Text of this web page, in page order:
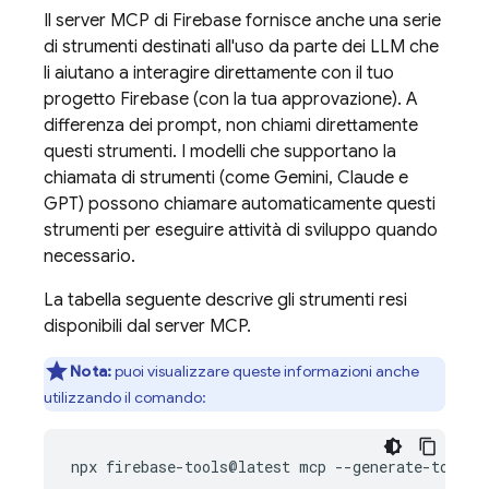
Il server MCP di Firebase fornisce anche una serie
di strumenti destinati all'uso da parte dei LLM che
li aiutano a interagire direttamente con il tuo
progetto Firebase (con la tua approvazione). A
differenza dei prompt, non chiami direttamente
questi strumenti. I modelli che supportano la
chiamata di strumenti (come Gemini, Claude e
GPT) possono chiamare automaticamente questi
strumenti per eseguire attività di sviluppo quando
necessario.
La tabella seguente descrive gli strumenti resi
disponibili dal server MCP.
Nota:puoi visualizzare queste informazioni anche
utilizzando il comando: